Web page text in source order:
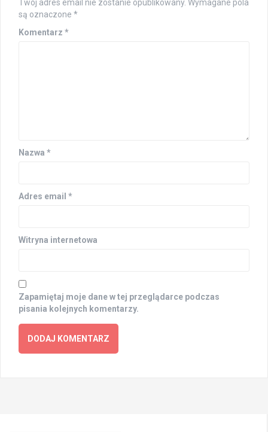
Twój adres email nie zostanie opublikowany. Wymagane pola
są oznaczone *
Komentarz *
Nazwa *
Adres email *
Witryna internetowa
Zapamiętaj moje dane w tej przeglądarce podczas
pisania kolejnych komentarzy.